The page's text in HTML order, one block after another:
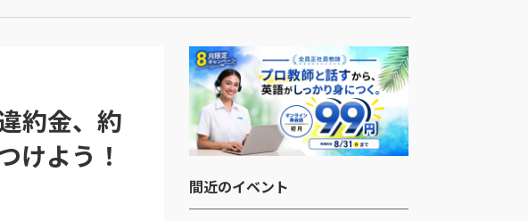
約金、約
けよう！
間近のイベント​